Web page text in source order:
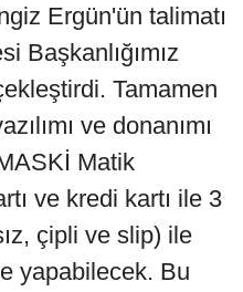
Ergün'ün talimatı
Başkanlığımız
Tamamen
ve donanımı
Matik
ve kredi kartı ile 3
çipli ve slip) ile
yapabilecek. Bu